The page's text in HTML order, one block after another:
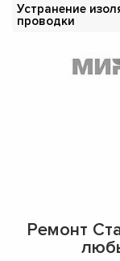
Устранение
проводки
Ремонт